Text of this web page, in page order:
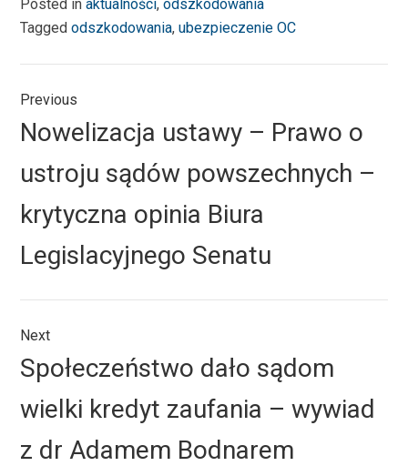
Posted inaktualności,odszkodowania
Taggedodszkodowania,ubezpieczenie OC
Nawigacja
wpisu
Previous
Previous
post:
Nowelizacja ustawy – Prawo o
ustroju sądów powszechnych –
krytyczna opinia Biura
Legislacyjnego Senatu
Next
Next
post:
Społeczeństwo dało sądom
wielki kredyt zaufania – wywiad
z dr Adamem Bodnarem